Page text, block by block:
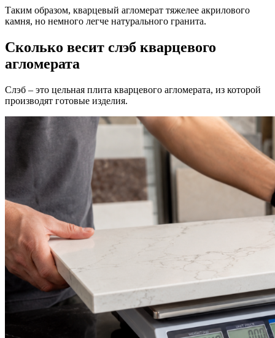
Таким образом, кварцевый агломерат тяжелее акрилового
камня, но немного легче натурального гранита.
Сколько весит слэб кварцевого
агломерата
Слэб – это цельная плита кварцевого агломерата, из которой
производят готовые изделия.